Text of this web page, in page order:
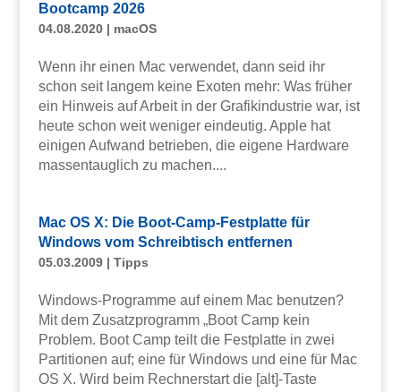
Bootcamp 2026
04.08.2020| macOS
Wenn ihr einen Mac verwendet, dann seid ihr
schon seit langem keine Exoten mehr: Was früher
ein Hinweis auf Arbeit in der Grafikindustrie war, ist
heute schon weit weniger eindeutig. Apple hat
einigen Aufwand betrieben, die eigene Hardware
massentauglich zu machen....
Mac OS X: Die Boot-Camp-Festplatte für
Windows vom Schreibtisch entfernen
05.03.2009| Tipps
Windows-Programme auf einem Mac benutzen?
Mit dem Zusatzprogramm „Boot Camp kein
Problem. Boot Camp teilt die Festplatte in zwei
Partitionen auf; eine für Windows und eine für Mac
OS X. Wird beim Rechnerstart die [alt]-Taste